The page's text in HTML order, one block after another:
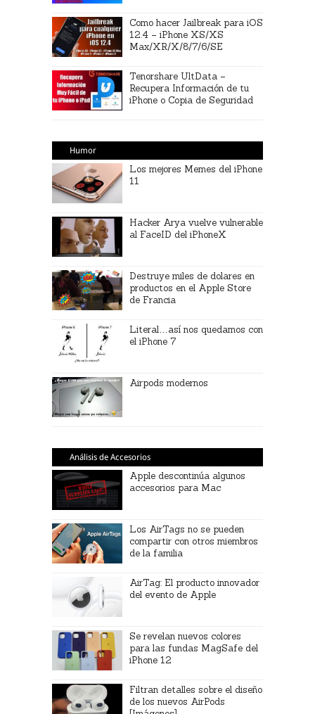
Como hacer Jailbreak para iOS
12.4 – iPhone XS/XS
Max/XR/X/8/7/6/SE
Tenorshare UltData –
Recupera Información de tu
iPhone o Copia de Seguridad
Humor
Los mejores Memes del iPhone
11
Hacker Arya vuelve vulnerable
al FaceID del iPhoneX
Destruye miles de dolares en
productos en el Apple Store
de Francia
Literal…así nos quedamos con
el iPhone 7
Airpods modernos
Análisis de Accesorios
Apple descontinúa algunos
accesorios para Mac
Los AirTags no se pueden
compartir con otros miembros
de la familia
AirTag: El producto innovador
del evento de Apple
Se revelan nuevos colores
para las fundas MagSafe del
iPhone 12
Filtran detalles sobre el diseño
de los nuevos AirPods